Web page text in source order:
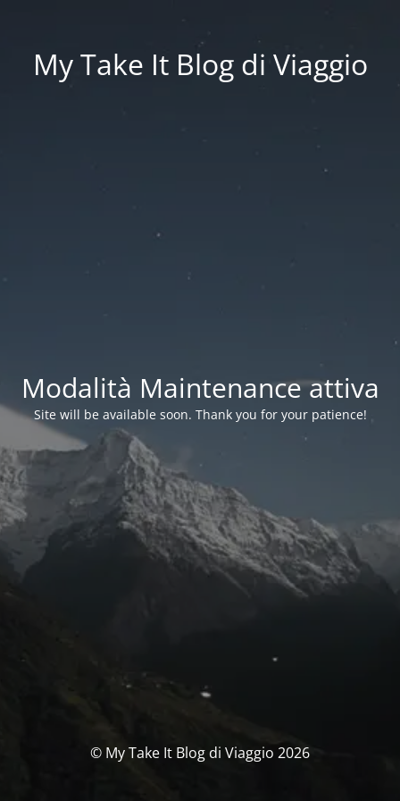
My Take It Blog di Viaggio
Modalità Maintenance attiva
Site will be available soon. Thank you for your patience!
© My Take It Blog di Viaggio 2026